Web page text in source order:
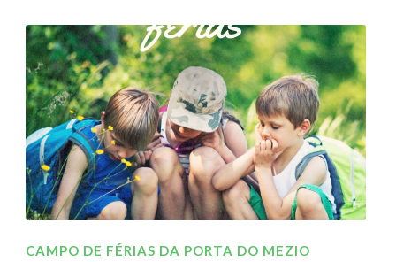
CAMPO DE FÉRIAS DA PORTA DO MEZIO